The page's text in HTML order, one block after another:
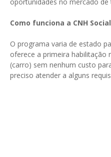
Como funciona a CNH
O programa varia de estado
oferece a primeira habilitação
(carro) sem nenhum custo
preciso atender a alguns